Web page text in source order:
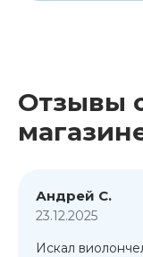
Отзывы
Андрей С.
23.12.2025
Искал